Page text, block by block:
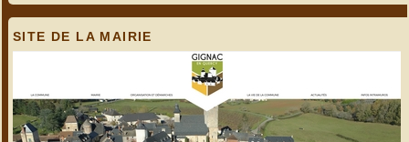
SITE DE LA MAIRIE